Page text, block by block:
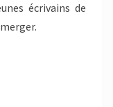
écrivains de